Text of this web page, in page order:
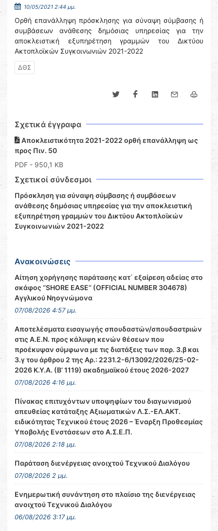
10/05/2021 2:44 μμ.
Ορθή επανάλληψη πρόσκλησης για σύναψη σύμβασης ή
συμβάσεων ανάθεσης δημόσιας υπηρεσίας για την
αποκλειστική εξυπηρέτηση γραμμών του Δικτύου
Ακτοπλοϊκών Συγκοινωνιών 2021-2022
ΔΘΣ
Σχετικά έγγραφα
Αποκλειστικότητα 2021-2022 ορθή επανάλληψη ως
προς Πιν. 50
PDF - 950,1 KB
Σχετικοί σύνδεσμοι
Πρόσκληση για σύναψη σύμβασης ή συμβάσεων
ανάθεσης δημόσιας υπηρεσίας για την αποκλειστική
εξυπηρέτηση γραμμών του Δικτύου Ακτοπλοϊκών
Συγκοινωνιών 2021-2022
Ανακοινώσεις
Αίτηση χορήγησης παράτασης κατ΄ εξαίρεση αδείας στο
σκάφος ‘’SHORE EASE’’ (OFFICIAL NUMBER 304678)
Αγγλικού Νηογνώμονα
07/08/2026 4:57 μμ.
Αποτελέσματα εισαγωγής σπουδαστών/σπουδαστριών
στις Α.Ε.Ν. προς κάλυψη κενών θέσεων που
προέκυψαν σύμφωνα με τις διατάξεις των παρ. 3.β και
3.γ του άρθρου 2 της Αρ.: 2231.2-6/13092/2026/25-02-
2026 Κ.Υ.Α. (Β’ 1119) ακαδημαϊκού έτους 2026-2027
07/08/2026 4:16 μμ.
Πίνακας επιτυχόντων υποψηφίων του διαγωνισμού
απευθείας κατάταξης Αξιωματικών Λ.Σ.-ΕΛ.ΑΚΤ.
ειδικότητας Τεχνικού έτους 2026 – Έναρξη Προθεσμίας
Υποβολής Ενστάσεων στο Α.Σ.Ε.Π.
07/08/2026 2:18 μμ.
Παράταση διενέργειας ανοιχτού Τεχνικού Διαλόγου
07/08/2026 2 μμ.
Ενημερωτική συνάντηση στο πλαίσιο της διενέργειας
ανοιχτού Τεχνικού Διαλόγου
06/08/2026 3:17 μμ.